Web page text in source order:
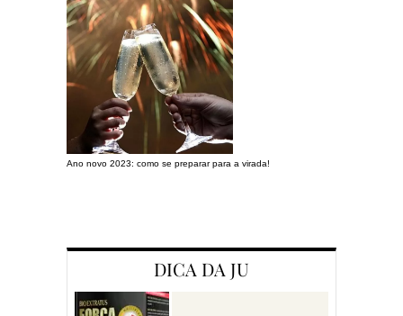
Ano novo 2023: como se preparar para a virada!
DICA DA JU